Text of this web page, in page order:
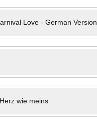
Love - German Version
wie meins